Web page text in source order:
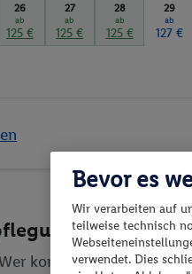
26
ab
125 €
27
ab
125 €
28
ab
125 €
29
ab
127 €
wählen
Wer kommt mit?| Wo geht
Bevor es
Wir verarbeiten auf
teilweise technisch
verwendet. Dies